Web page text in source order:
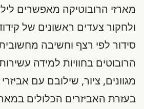
מארזי הרובוטיקה מאפשרים
ולחקור צעדים ראשונים של
סידור לפי רצף וחשיבה
הרובוטים בחוויות למידה
מגוונים, ציור, שילובם עם אביזרי
בעזרת האביזרים הכלולים